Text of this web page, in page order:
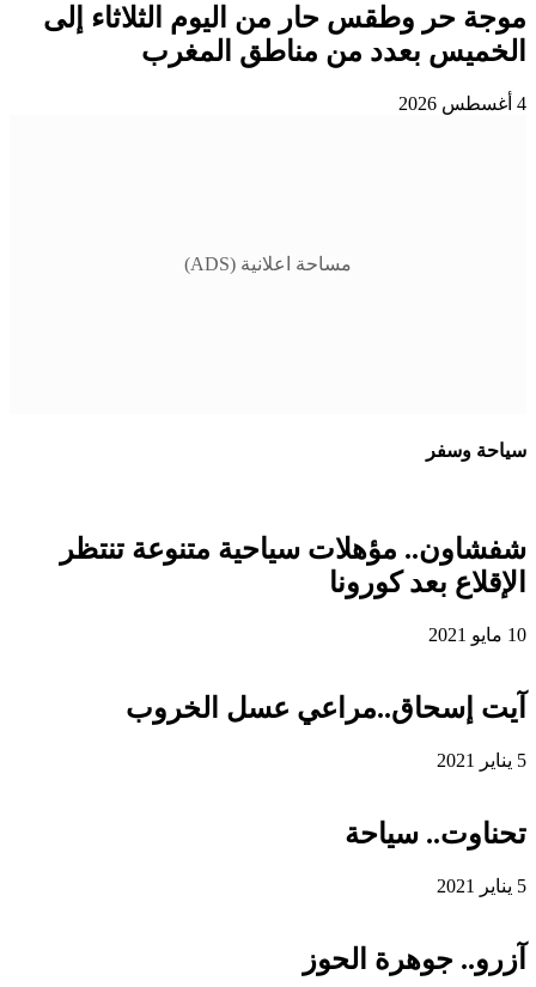
موجة حر وطقس حار من اليوم الثلاثاء إلى
الخميس بعدد من مناطق المغرب
4 أغسطس 2026
مساحة اعلانية (ADS)
سياحة وسفر
شفشاون.. مؤهلات سياحية متنوعة تنتظر
الإقلاع بعد كورونا
10 مايو 2021
آيت إسحاق..مراعي عسل الخروب
5 يناير 2021
تحناوت.. سياحة
5 يناير 2021
آزرو.. جوهرة الحوز